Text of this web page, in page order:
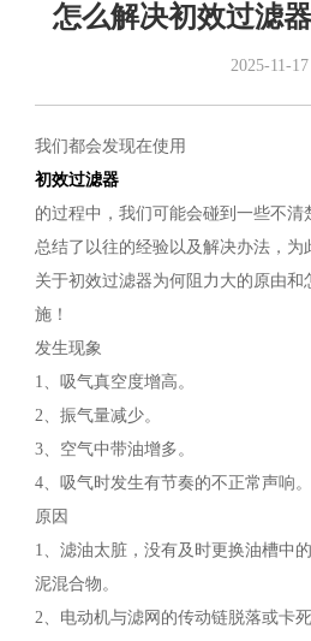
怎么解决初效过滤
2025-11-17
我们都会发现在使用
初效过滤器
的过程中，我们可能会碰到一些不清
总结了以往的经验以及解决办法，为
关于初效过滤器为何阻力大的原由
施！
发生现象
1、吸气真空度增高。
2、振气量减少。
3、空气中带油增多。
4、吸气时发生有节奏的不正常声响。
原因
1、滤油太脏，没有及时更换油槽中
泥混合物。
2、电动机与滤网的传动链脱落或卡